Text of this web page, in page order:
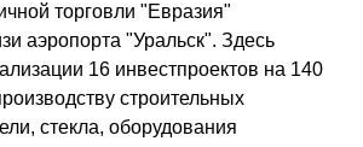
торговли "Евразия"
аэропорта "Уральск". Здесь
16 инвестпроектов на 140
строительных
стекла, оборудования